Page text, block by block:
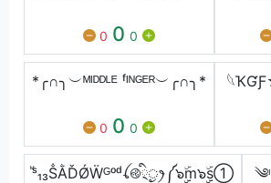
0 0 0
*╭∩╮︶ᴹᴵᴰᴰᴸᴱ ᶠᴵᴺᴳᴱᴿ︶╭∩╮*
0 0 0
ⷨˢ₁₃ṦẰĎǾẄᴳᵒᵈꪶ࿋྄ིᤢꫂ༼๖ۣۣۜm๖ۣۣۜs➀